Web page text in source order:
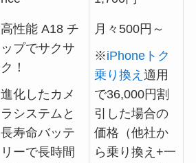
高性能 A18 チ
ップでサクサ
ク！
進化したカメ
ラシステムと
長寿命バッテ
リーで長時間
月々500円～
※iPhoneトク
乗り換え適用
で36,000円割
引した場合の
価格（他社か
ら乗り換え+一